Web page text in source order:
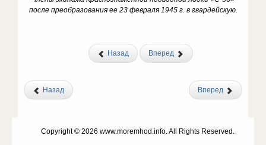
после преобразования ее 23 февраля 1945 г. в гвардейскую.
Назад Вперед
Назад Вперед
Copyright © 2026 www.moremhod.info. All Rights Reserved.